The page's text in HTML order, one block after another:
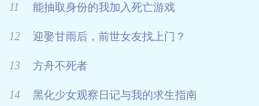
11 能抽取身份的我加入死亡游戏
12 迎娶甘雨后，前世女友找上门？
13 方舟不死者
14 黑化少女观察日记与我的求生指南